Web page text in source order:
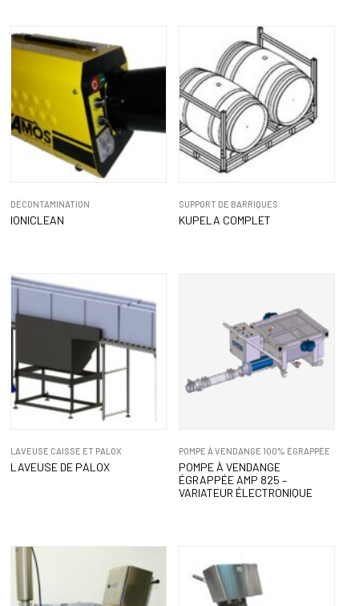
DÉCONTAMINATION
IONICLEAN
SUPPORT DE BARRIQUES
KUPELA COMPLET
LAVEUSE CAISSE ET PALOX
LAVEUSE DE PALOX
POMPE À VENDANGE 100% ÉGRAPPÉE
POMPE À VENDANGE
ÉGRAPPÉE AMP 825 –
VARIATEUR ÉLECTRONIQUE